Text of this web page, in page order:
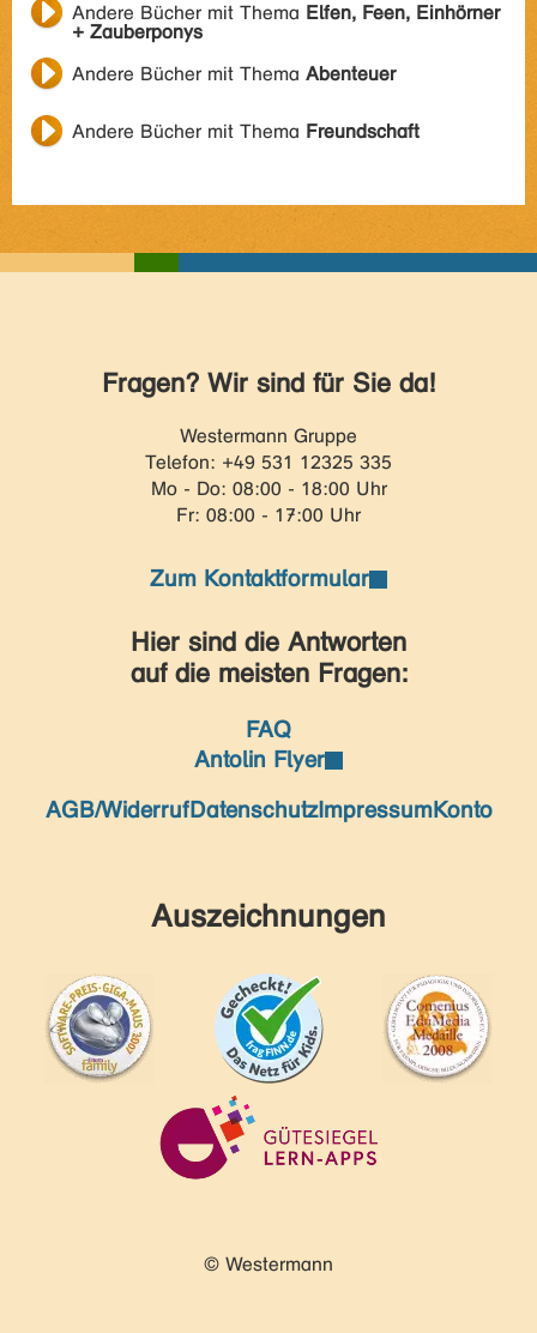
Andere Bücher mit Thema Elfen, Feen, Einhörner
+ Zauberponys
Andere Bücher mit Thema Abenteuer
Andere Bücher mit Thema Freundschaft